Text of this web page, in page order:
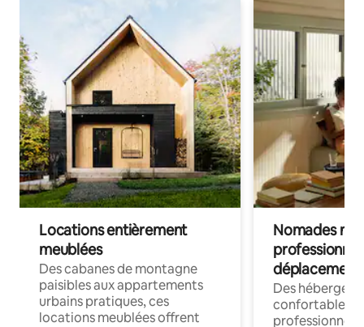
Locations entièrement
meublées
Des cabanes de montagne
paisibles aux appartements
urbains pratiques, ces
locations meublées offrent
Nomades
déplacement
Des
confortables
professionnels